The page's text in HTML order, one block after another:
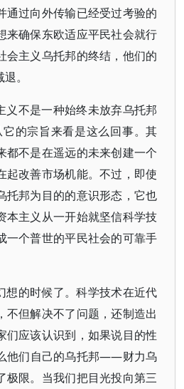
通过向外传输已经受过考验的
来确保东欧适应平民社会就行
会主义乌托邦的终结，他们的
。
义不是一种始终未放弃乌托邦
的宗旨来看是这么回事。其
都不是在遥远的未来创建一个
起改善市场机能。不过，即使
托邦为目的的意识形态，它也
本主义从一开始就坚信科学技
一个普世的平民社会的可靠手
想的时候了。科学技术在近代
不但解决不了问题，还制造出
们应该认识到，如果说目的性
他们自己的乌托邦——财力乌
极限。当我们把目光投向第三